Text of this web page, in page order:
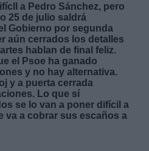
a Pedro Sánchez, pero
25 de julio saldrá
Gobierno por segunda
aún cerrados los detalles
hablan de final feliz.
el Psoe ha ganado
y no hay alternativa.
y a puerta cerrada
Lo que sí
se lo van a poner difícil a
va a cobrar sus escaños a